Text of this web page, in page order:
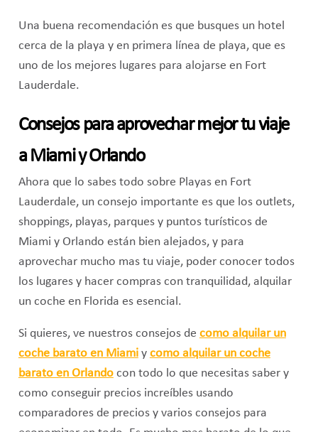
Una buena recomendación es que busques un hotel
cerca de la playa y en primera línea de playa, que es
uno de los mejores lugares para alojarse en Fort
Lauderdale.
Consejos para aprovechar mejor tu viaje
a Miami y Orlando
Ahora que lo sabes todo sobre Playas en Fort
Lauderdale, un consejo importante es que los outlets,
shoppings, playas, parques y puntos turísticos de
Miami y Orlando están bien alejados, y para
aprovechar mucho mas tu viaje, poder conocer todos
los lugares y hacer compras con tranquilidad, alquilar
un coche en Florida es esencial.
Si quieres, ve nuestros consejos de como alquilar un
coche barato en Miamiy como alquilar un coche
barato en Orlandocon todo lo que necesitas saber y
como conseguir precios increíbles usando
comparadores de precios y varios consejos para